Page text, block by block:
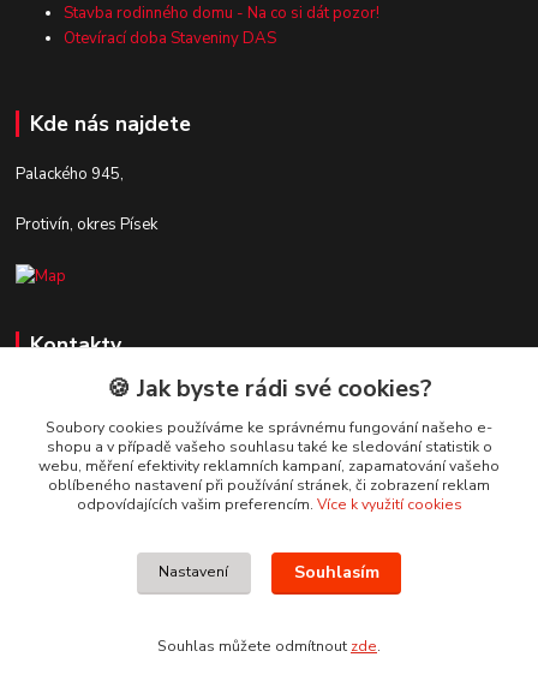
Stavba rodinného domu - Na co si dát pozor!
Otevírací doba Staveniny DAS
Kde nás najdete
Palackého 945,
Protivín, okres Písek
Kontakty
Zákaznická podpora Stavby DaS
+420 720 190 190
(Po-Pá, 7-16 hod.)
info@stavbydas.cz
🍪 Jak byste rádi své cookies?
Soubory cookies používáme ke správnému fungování našeho e-
shopu a v případě vašeho souhlasu také ke sledování statistik o
webu, měření efektivity reklamních kampaní, zapamatování vašeho
oblíbeného nastavení při používání stránek, či zobrazení reklam
odpovídajících vašim preferencím. Více k využití cookies
Nastavení Souhlasím
Souhlas můžete odmítnout zde.